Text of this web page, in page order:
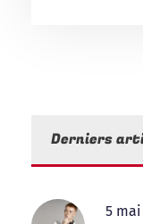
Derniers
5 mai